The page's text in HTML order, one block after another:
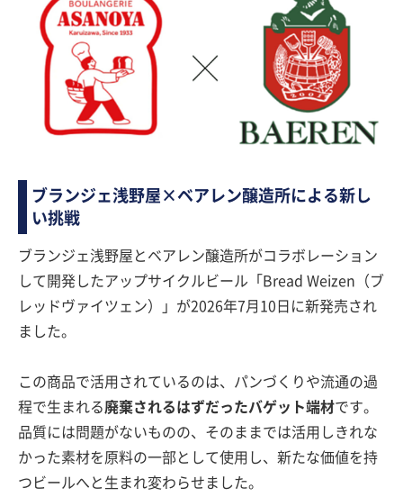
ブランジェ浅野屋×ベアレン醸造所による新し
い挑戦
ブランジェ浅野屋とベアレン醸造所がコラボレーション
して開発したアップサイクルビール「Bread Weizen（ブ
レッドヴァイツェン）」が2026年7月10日に新発売され
ました。
この商品で活用されているのは、パンづくりや流通の過
程で生まれる廃棄されるはずだったバゲット端材です。
品質には問題がないものの、そのままでは活用しきれな
かった素材を原料の一部として使用し、新たな価値を持
つビールへと生まれ変わらせました。